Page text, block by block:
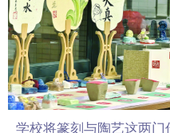
学校将篆刻与陶艺这两门